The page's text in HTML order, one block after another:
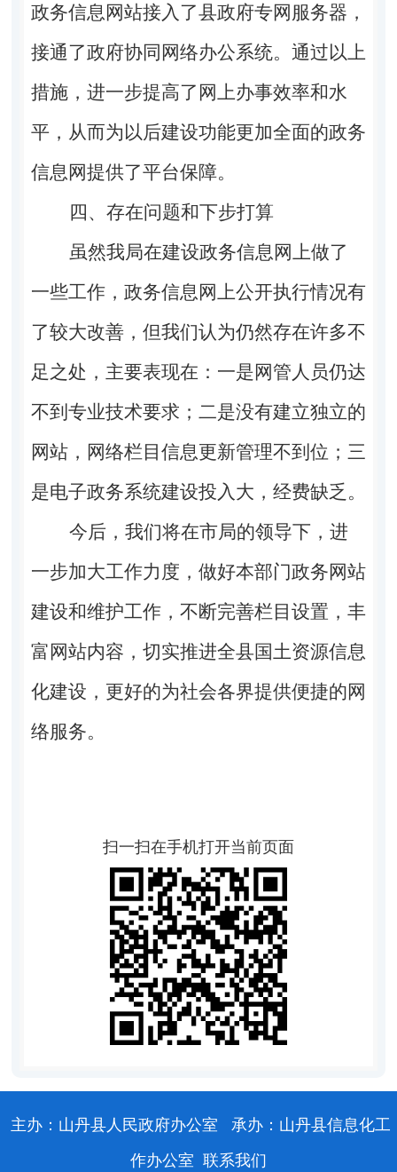
政务信息网站接入了县政府专网服务器，
接通了政府协同网络办公系统。通过以上
措施，进一步提高了网上办事效率和水
平，从而为以后建设功能更加全面的政务
信息网提供了平台保障。
四、存在问题和下步打算
虽然我局在建设政务信息网上做了
一些工作，政务信息网上公开执行情况有
了较大改善，但我们认为仍然存在许多不
足之处，主要表现在：一是网管人员仍达
不到专业技术要求；二是没有建立独立的
网站，网络栏目信息更新管理不到位；三
是电子政务系统建设投入大，经费缺乏。
今后，我们将在市局的领导下，进
一步加大工作力度，做好本部门政务网站
建设和维护工作，不断完善栏目设置，丰
富网站内容，切实推进全县国土资源信息
化建设，更好的为社会各界提供便捷的网
络服务。
扫一扫在手机打开当前页面
主办：山丹县人民政府办公室
承办：山丹县信息化工
作办公室 联系我们